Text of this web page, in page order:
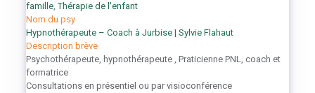
Nom du psy
Hypnothérapeute – Coach à Jurbise | Sylvie Flahaut
famille,Thérapie de l'enfant
Description brève
Psychothérapeute, hypnothérapeute , Praticienne PNL, coach et
formatrice
Consultations en présentiel ou par visioconférence